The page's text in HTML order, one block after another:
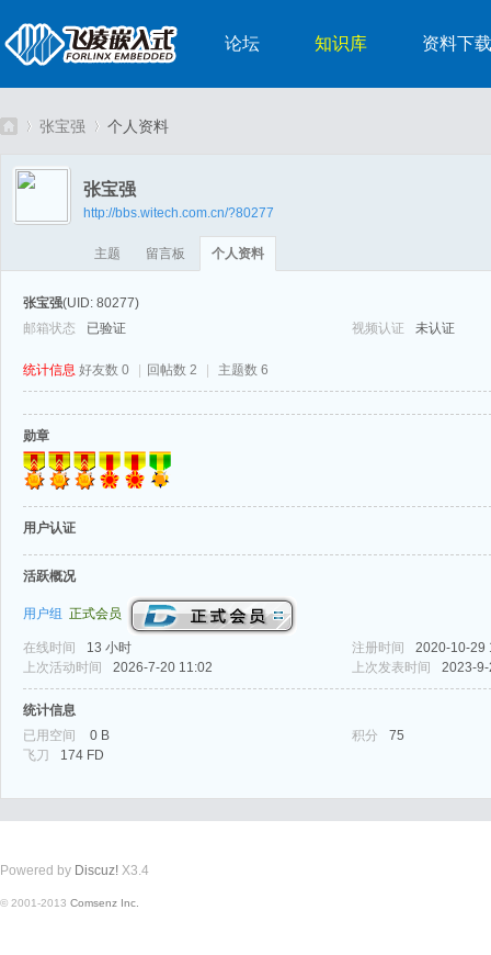
论坛 知识库 资料下载
嵌
爱
›
张宝强
›
个人资料
张宝强
http://bbs.witech.com.cn/?80277
主题 留言板 个人资料
张宝强(UID: 80277)
邮箱状态
已验证 视频认证 未认证
统计信息 好友数 0 回帖数 2 主题数 6
勋章
用户认证
活跃概况
用户组 正式会员
在线时间 13 小时 注册时间
2020-10-29
上次活动时间
2026-7-20 11:02 上次发表时间 2023-
统计信息
已用空间
0 B 积分
75
飞刀
174 FD
Powered by Discuz! X3.4
© 2001-2013 Comsenz Inc.